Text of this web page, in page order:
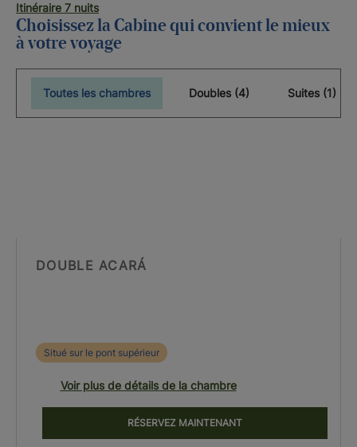
Itinéraire 7 nuits
Choisissez la Cabine qui convient le mieux
à votre voyage
Toutes les chambres Doubles (4) Suites (1)
DOUBLE ACARÁ
Situé sur le pont supérieur
Voir plus de détails de la chambre
RÉSERVEZ MAINTENANT